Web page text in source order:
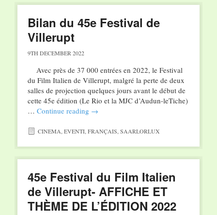
Bilan du 45e Festival de
Villerupt
9TH DECEMBER 2022
Avec près de 37 000 entrées en 2022, le Festival
du Film Italien de Villerupt, malgré la perte de deux
salles de projection quelques jours avant le début de
cette 45e édition (Le Rio et la MJC d’Audun-leTiche)
… Continue reading →
CINEMA EVENTI, FRANÇAIS SAARLORLUX
45e Festival du Film Italien
de Villerupt- AFFICHE ET
THÈME DE L’ÉDITION 2022